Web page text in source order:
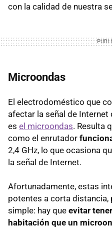
con la calidad de nuestra
Microondas
El electrodoméstico que
afectar la señal de Internet
es el microondas. Resulta
como el enrutador
2,4 GHz, lo que ocasiona
la señal de Internet.
Afortunadamente, estas
potentes a corta distancia,
simple: hay que evitar
habitación que un